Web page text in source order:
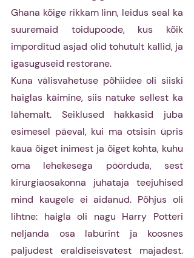
Ghana kõige rikkam linn, leidus seal ka
suuremaid toidupoode, kus kõik
imporditud asjad olid tohutult kallid, ja
igasuguseid restorane.
Kuna välisvahetuse põhiidee oli siiski
haiglas käimine, siis natuke sellest ka
lähemalt. Seiklused hakkasid juba
esimesel päeval, kui ma otsisin üpris
kaua õiget inimest ja õiget kohta, kuhu
oma lehekesega pöörduda, sest
kirurgiaosakonna juhataja teejuhised
mind kaugele ei aidanud. Põhjus oli
lihtne: haigla oli nagu Harry Potteri
neljanda osa labürint ja koosnes
paljudest eraldiseisvatest majadest.